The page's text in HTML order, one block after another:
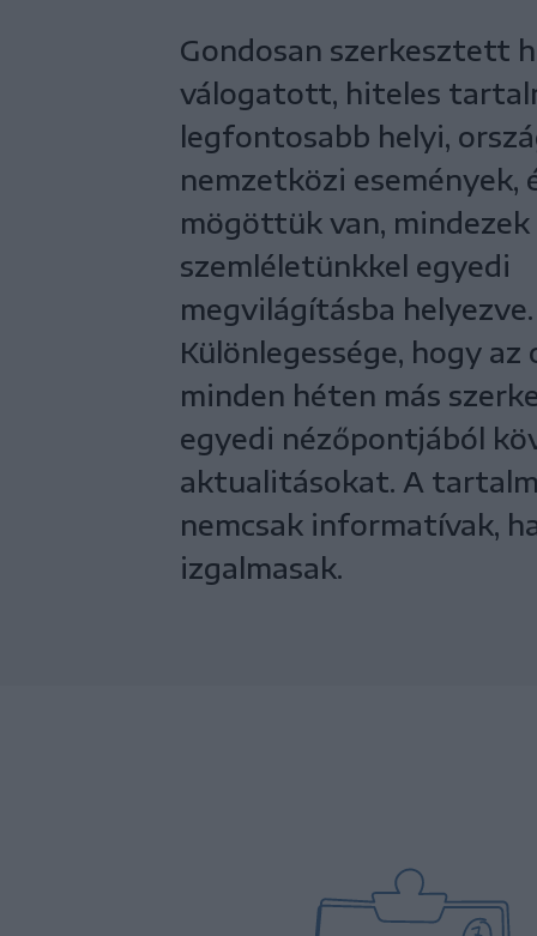
Gondosan szerkesztett
válogatott, hiteles
legfontosabb helyi,
nemzetközi események,
mögöttük van,
szemléletünkkel egyedi
megvilágításba helyezve.
Különlegessége, hogy az
minden héten más
egyedi nézőpontjából
aktualitásokat. A
nemcsak informatívak,
izgalmasak.